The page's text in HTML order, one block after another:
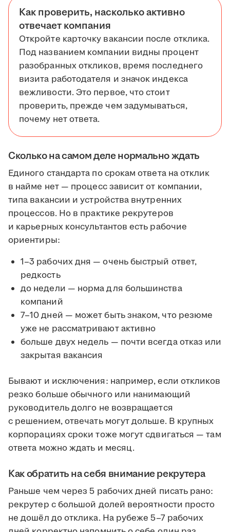
Как проверить, насколько активно
отвечает компания
Откройте карточку вакансии после отклика.
Под названием компании видны процент
разобранных откликов, время последнего
визита работодателя и значок индекса
вежливости. Это первое, что стоит
проверить, прежде чем задумываться,
почему нет ответа.
Сколько на самом деле нормально ждать
Единого стандарта по срокам ответа на отклик
в найме нет — процесс зависит от компании,
типа вакансии и устройства внутренних
процессов. Но в практике рекрутеров
и карьерных консультантов есть рабочие
ориентиры:
1–3 рабочих дня — очень быстрый ответ,
редкость
до недели — норма для большинства
компаний
7–10 дней — может быть знаком, что резюме
уже не рассматривают активно
больше двух недель — почти всегда отказ или
закрытая вакансия
Бывают и исключения: например, если откликов
резко больше обычного или нанимающий
руководитель долго не возвращается
с решением, отвечать могут дольше. В крупных
корпорациях сроки тоже могут сдвигаться — там
ответа можно ждать и месяц.
Как обратить на себя внимание рекрутера
Раньше чем через 5 рабочих дней писать рано:
рекрутер с большой долей вероятности просто
не дошёл до отклика. На рубеже 5–7 рабочих